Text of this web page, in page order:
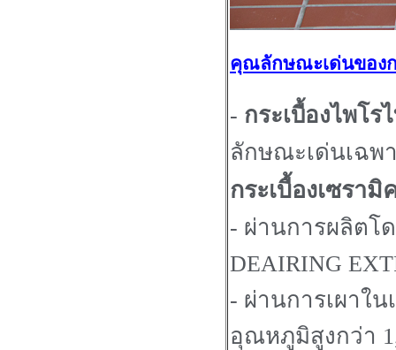
คุณลักษณะเด่นของก
- กระเบื้องไพโร
ลักษณะเด่นเฉพ
กระเบื้องเซรามิ
- ผ่านการผลิตโ
DEAIRING
- ผ่านการเผาใ
อุณหภูมิสูงกว่า